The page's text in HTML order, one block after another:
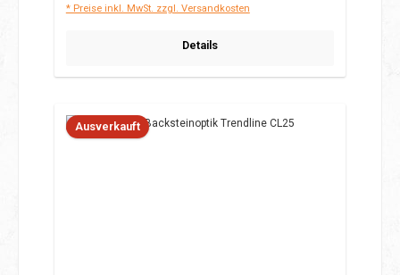
* Preise inkl. MwSt. zzgl. Versandkosten
Details
Ausverkauft